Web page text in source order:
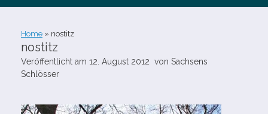
Home » nostitz
nostitz
Veröffentlicht am 12. August 2012 von Sachsens
Schlösser